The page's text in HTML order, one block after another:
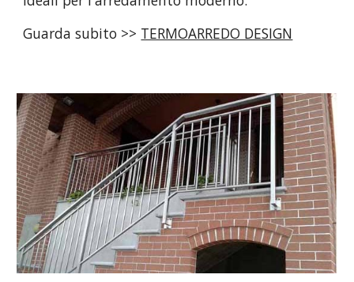
Guarda subito >> TERMOARREDO DESIGN